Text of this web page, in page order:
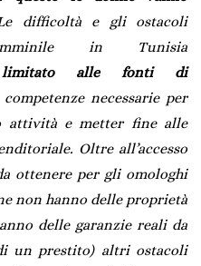
difficoltà e gli ostacoli
in Tunisia
limitato alle fonti di
necessarie per
attività e metter fine alle
Oltre all’accesso
ottenere per gli omologhi
non hanno delle proprietà
delle garanzie reali da
un prestito) altri ostacoli